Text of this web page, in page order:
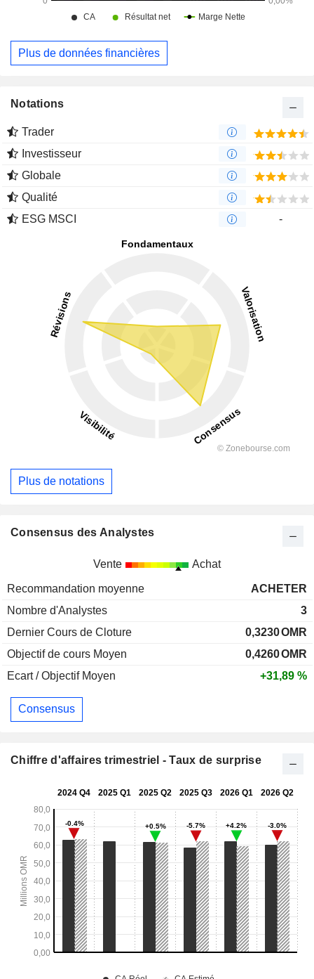
Plus de données financières
Notations
Trader
Investisseur
Globale
Qualité
ESG MSCI
-
Plus de notations
Consensus des Analystes
Vente Achat
Recommandation moyenne
ACHETER
Nombre d'Analystes
3
Dernier Cours de Cloture
0,3230OMR
Objectif de cours Moyen
0,4260OMR
Ecart / Objectif Moyen
+31,89 %
Consensus
Chiffre d'affaires trimestriel - Taux de surprise